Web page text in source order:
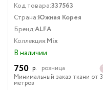
Код товара:337563
Страна:Южная Корея
Бренд:ALFA
Коллекция:Mix
В наличии
750 р.
розница
Минимальный заказ ткани от 3
метров